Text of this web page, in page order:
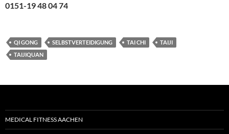
0151-19 48 04 74
QI GONG SELBSTVERTEIDIGUNG TAI CHI
TAIJI
TAIJIQUAN
MEDICAL FITNESS AACHEN